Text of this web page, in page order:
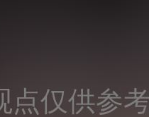
点仅供参